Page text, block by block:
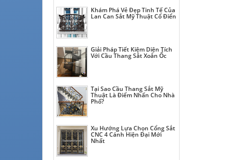
Khám Phá Vẻ Đẹp Tinh Tế Của
Lan Can Sắt Mỹ Thuật Cổ Điển
Giải Pháp Tiết Kiệm Diện Tích
Với Cầu Thang Sắt Xoắn Ốc
Tại Sao Cầu Thang Sắt Mỹ
Thuật Là Điểm Nhấn Cho Nhà
Phố?
Xu Hướng Lựa Chọn Cổng Sắt
CNC 4 Cánh Hiện Đại Mới
Nhất